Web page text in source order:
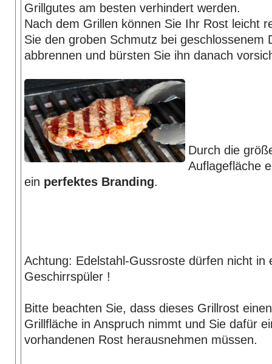
Grillgutes am besten verhindert werden.
Nach dem Grillen können Sie Ihr Rost leicht
Sie den groben Schmutz bei geschlossenem
abbrennen und bürsten Sie ihn danach
Durch die
Auflagefläche
ein perfektes Branding.
Achtung: Edelstahl-Gussroste dürfen nicht in
Geschirrspüler !
Bitte beachten Sie, dass dieses Grillrost
Grillfläche in Anspruch nimmt und Sie dafür
vorhandenen Rost herausnehmen müssen.